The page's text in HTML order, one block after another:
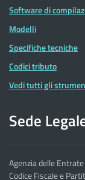
Software di
Modelli
Specifiche tecniche
Codici tributo
Vedi tutti gli
Sede
Agenzia delle
Codice Fiscale e